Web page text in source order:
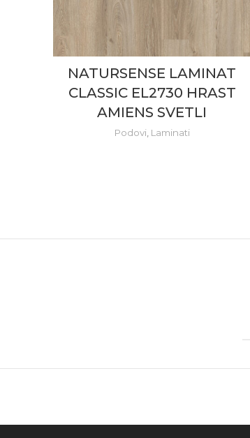
NATURSENSE LAMINAT
CLASSIC EL2730 HRAST
AMIENS SVETLI
Podovi Laminati